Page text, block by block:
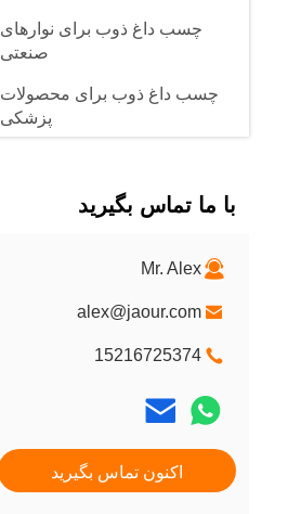
چسب داغ ذوب برای نوارهای
صنعتی
چسب داغ ذوب برای محصولات
پزشکی
با ما تماس بگیرید
Mr. Alex
alex@jaour.com
15216725374
اکنون تماس بگیرید